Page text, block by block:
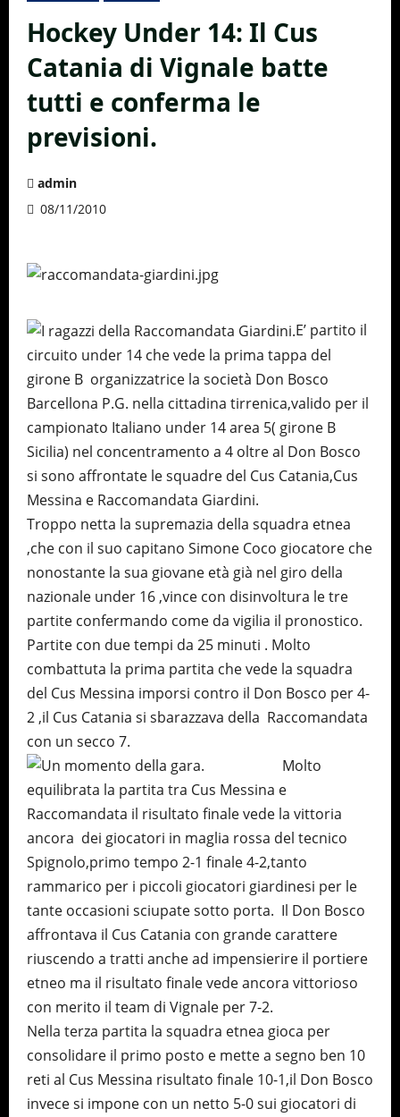
Hockey Under 14: Il Cus
Catania di Vignale batte
tutti e conferma le
previsioni.
admin
08/11/2010
E’ partito il
circuito under 14 che vede la prima tappa del
girone B organizzatrice la società Don Bosco
Barcellona P.G. nella cittadina tirrenica,valido per il
campionato Italiano under 14 area 5( girone B
Sicilia) nel concentramento a 4 oltre al Don Bosco
si sono affrontate le squadre del Cus Catania,Cus
Messina e Raccomandata Giardini.
Troppo netta la supremazia della squadra etnea
,che con il suo capitano Simone Coco giocatore che
nonostante la sua giovane età già nel giro della
nazionale under 16 ,vince con disinvoltura le tre
partite confermando come da vigilia il pronostico.
Partite con due tempi da 25 minuti . Molto
combattuta la prima partita che vede la squadra
del Cus Messina imporsi contro il Don Bosco per 4-
2 ,il Cus Catania si sbarazzava della Raccomandata
con un secco 7.
Molto
equilibrata la partita tra Cus Messina e
Raccomandata il risultato finale vede la vittoria
ancora dei giocatori in maglia rossa del tecnico
Spignolo,primo tempo 2-1 finale 4-2,tanto
rammarico per i piccoli giocatori giardinesi per le
tante occasioni sciupate sotto porta. Il Don Bosco
affrontava il Cus Catania con grande carattere
riuscendo a tratti anche ad impensierire il portiere
etneo ma il risultato finale vede ancora vittorioso
con merito il team di Vignale per 7-2.
Nella terza partita la squadra etnea gioca per
consolidare il primo posto e mette a segno ben 10
reti al Cus Messina risultato finale 10-1,il Don Bosco
invece si impone con un netto 5-0 sui giocatori di